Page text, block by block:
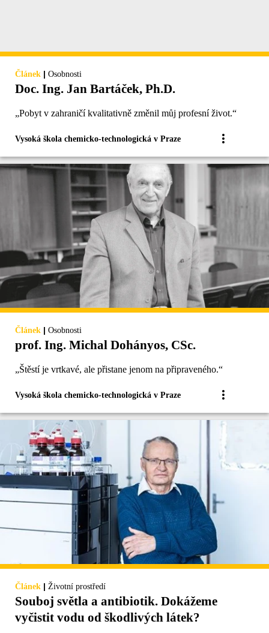
Článek | Osobnosti
Doc. Ing. Jan Bartáček, Ph.D.
„Pobyt v zahraničí kvalitativně změnil můj profesní život.“
Vysoká škola chemicko-technologická v Praze
Článek | Osobnosti
prof. Ing. Michal Dohányos, CSc.
„Štěstí je vrtkavé, ale přistane jenom na připraveného.“
Vysoká škola chemicko-technologická v Praze
Článek | Životní prostředí
Souboj světla a antibiotik. Dokážeme
vyčistit vodu od škodlivých látek?